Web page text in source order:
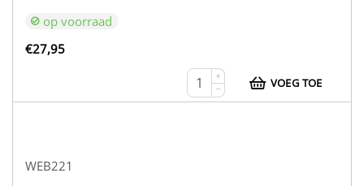
op voorraad
€27,95
+
−
VOEG TOE
WEB221